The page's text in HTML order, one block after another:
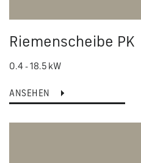
Riemenscheibe PK
0.4 - 18.5 kW
ANSEHEN